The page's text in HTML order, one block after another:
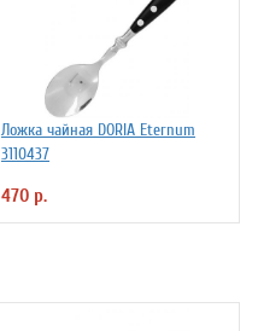
Ложка чайная DORIA Eternum
3110437
470 р.